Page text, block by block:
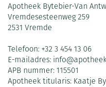
Apotheek Bytebier-Van
Vremdesesteenweg 259
2531 Vremde
Telefoon: +32 3 454 13 06
E-mailadres: info@
APB nummer: 115501
Apotheek titularis: Kaatje